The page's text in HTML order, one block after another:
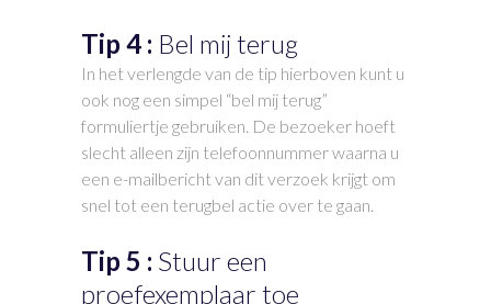
Tip 4 : Bel mij terug
In het verlengde van de tip hierboven kunt u
ook nog een simpel “bel mij terug”
formuliertje gebruiken. De bezoeker hoeft
slecht alleen zijn telefoonnummer waarna u
een e-mailbericht van dit verzoek krijgt om
snel tot een terugbel actie over te gaan.
Tip 5 : Stuur een
proefexemplaar toe